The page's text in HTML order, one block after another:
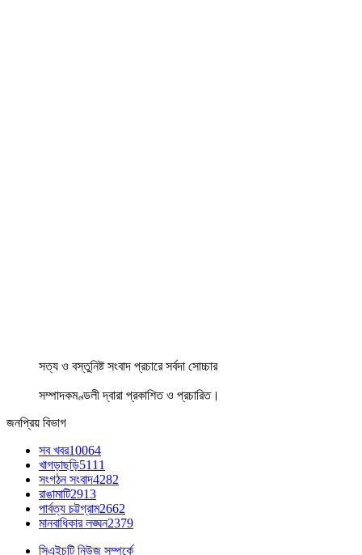
সত্য ও বস্তুনিষ্ট সংবাদ প্রচারে সর্বদা সোচ্চার
সম্পাদকমণ্ডলী দ্বারা প্রকাশিত ও প্রচারিত।
জনপ্রিয় বিভাগ
সব খবর10064
খাগড়াছড়ি5111
সংগঠন সংবাদ4282
রাঙামাটি2913
পার্বত্য চট্টগ্রাম2662
মানবাধিকার লঙ্ঘন2379
সিএইচটি নিউজ সম্পর্কে